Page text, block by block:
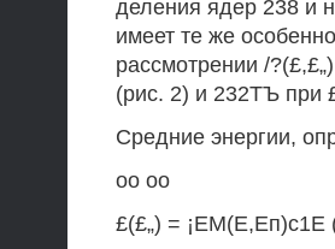
деления ядер 238 и
имеет те же
рассмотрении /
(рис. 2) и 232ТЪ при
Средние энергии,
оо оо
£(£„) =